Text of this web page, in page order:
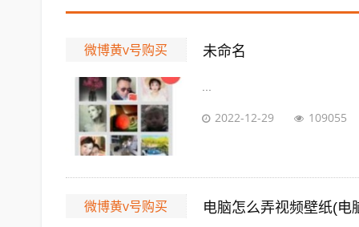
微博黄v号购买 未命名
2022-12-29 109055
微博黄v号购买 电脑怎么弄视频壁纸(电